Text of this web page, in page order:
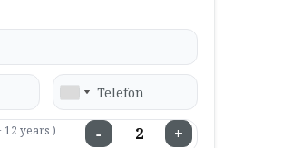
12 years ) − +